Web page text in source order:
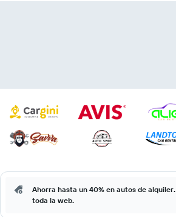
Ahorra hasta un 40% en autos de
toda la web.